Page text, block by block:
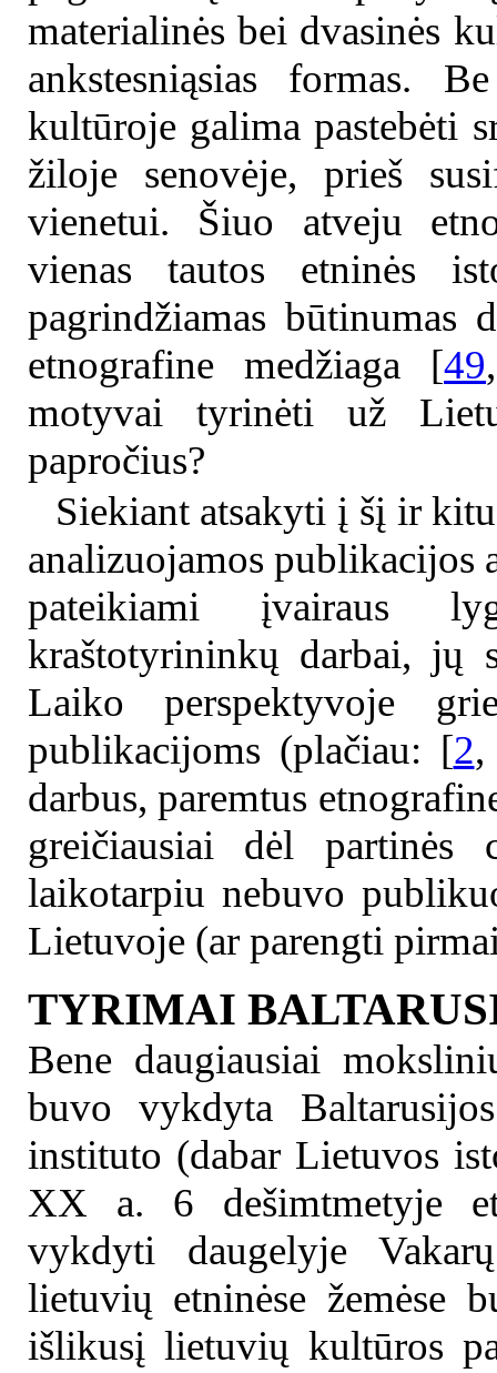
materialinės bei dvasinės
ankstesniąsias formas.
kultūroje galima pastebėti
žiloje senovėje, prieš
vienetui. Šiuo atveju
vienas tautos etninės
pagrindžiamas
etnografine medžiaga [49
motyvai tyrinėti už
papročius?
Siekiant atsakyti į šį ir
analizuojamos publikacijos
pateikiami įvairaus
kraštotyrininkų darbai, jų
Laiko perspektyvoje
publikacijoms (plačiau: [2
darbus, paremtus
greičiausiai dėl
laikotarpiu nebuvo
Lietuvoje (ar parengti
TYRIMAI
Bene daugiausiai
buvo vykdyta
instituto (dabar Lietuvos
XX a. 6 dešimtmetyje
vykdyti daugelyje
lietuvių etninėse žemėse
išlikusį lietuvių kultūros